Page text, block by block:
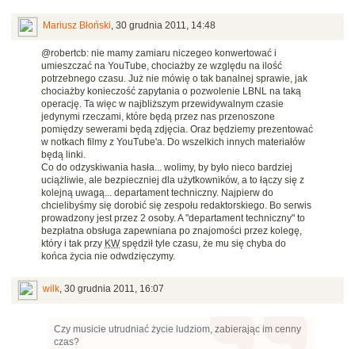
Mariusz Błoński, 30 grudnia 2011, 14:48
@robertcb: nie mamy zamiaru niczegeo konwertować i
umieszczać na YouTube, chociażby ze względu na ilość
potrzebnego czasu. Już nie mówię o tak banalnej sprawie, jak
chociażby konieczość zapytania o pozwolenie LBNL na taką
operację. Ta więc w najbliższym przewidywalnym czasie
jedynymi rzeczami, które będą przez nas przenoszone
pomiędzy sewerami będą zdjęcia. Oraz będziemy prezentować
w notkach filmy z YouTube'a. Do wszelkich innych materiałów
będą linki.
Co do odzyskiwania hasła... wolimy, by było nieco bardziej
uciążliwie, ale bezpieczniej dla użytkowników, a to łączy się z
kolejną uwagą... departament techniczny. Najpierw do
chcielibyśmy się dorobić się zespołu redaktorskiego. Bo serwis
prowadzony jest przez 2 osoby. A "departament techniczny" to
bezpłatna obsługa zapewniana po znajomości przez kolegę,
który i tak przy KWspędził tyle czasu, że mu się chyba do
końca życia nie odwdzięczymy.
wilk, 30 grudnia 2011, 16:07
Czy musicie utrudniać życie ludziom, zabierając im cenny
czas?